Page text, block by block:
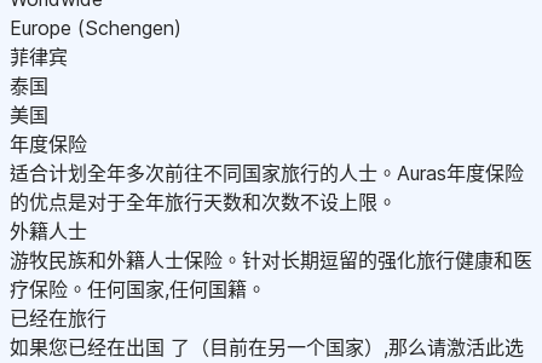
Europe (Schengen)
菲律宾
泰国
美国
年度保险
适合计划全年多次前往不同国家旅行的人士。Auras年度保险
的优点是对于全年旅行天数和次数不设上限。
外籍人士
游牧民族和外籍人士保险。针对长期逗留的强化旅行健康和医
疗保险。任何国家,任何国籍。
已经在旅行
如果您已经在出国 了（目前在另一个国家）,那么请激活此选